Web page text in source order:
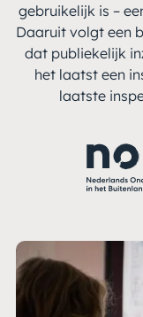
gebruikelijk is –
Daaruit volgt een
dat publiekelijk
het laatst een
laatste